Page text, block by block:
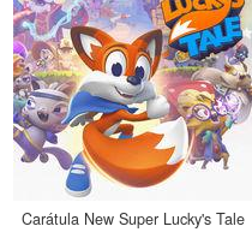
Carátula New Super Lucky's Tale